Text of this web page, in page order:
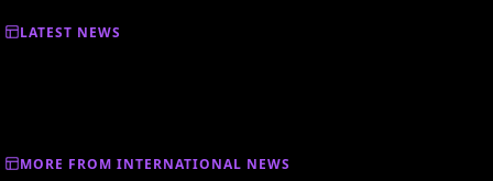
LATEST NEWS
MORE FROM INTERNATIONAL NEWS